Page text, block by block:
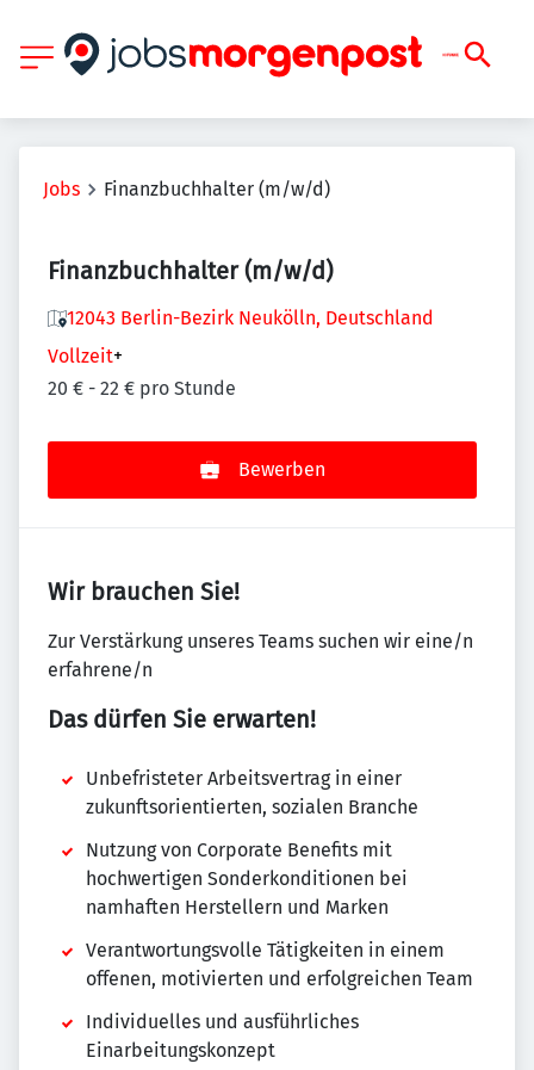
Jobs Finanzbuchhalter (m/w/d)
Finanzbuchhalter (m/w/d)
12043 Berlin-Bezirk Neukölln, Deutschland
Vollzeit+
20 € - 22 € pro Stunde
Bewerben
Wir brauchen Sie!
Zur Verstärkung unseres Teams suchen wir eine/n
erfahrene/n
Das dürfen Sie erwarten!
Unbefristeter Arbeitsvertrag in einer
zukunftsorientierten, sozialen Branche
Nutzung von Corporate Benefits mit
hochwertigen Sonderkonditionen bei
namhaften Herstellern und Marken
Verantwortungsvolle Tätigkeiten in einem
offenen, motivierten und erfolgreichen Team
Individuelles und ausführliches
Einarbeitungskonzept